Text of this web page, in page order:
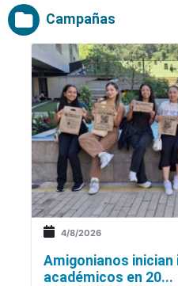
Campañas
4/8/2026
Amigonianos
académicos en 20...